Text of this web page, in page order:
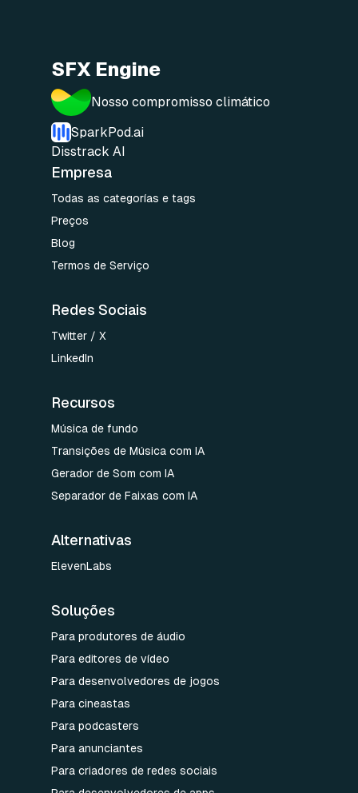
SFX Engine
Nosso compromisso climático
SparkPod.ai
Disstrack AI
Empresa
Todas as categorías e tags
Preços
Blog
Termos de Serviço
Redes Sociais
Twitter / X
LinkedIn
Recursos
Música de fundo
Transições de Música com IA
Gerador de Som com IA
Separador de Faixas com IA
Alternativas
ElevenLabs
Soluções
Para produtores de áudio
Para editores de vídeo
Para desenvolvedores de jogos
Para cineastas
Para podcasters
Para anunciantes
Para criadores de redes sociais